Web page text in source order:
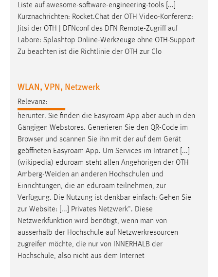
Liste aufawesome-software-engineering-tools [...]
Kurznachrichten: Rocket.Chat der OTH Video-Konferenz:
Jitsi der OTH | DFNconf des DFN Remote-Zugriffauf
Labore: Splashtop Online-Werkzeuge ohne OTH-Support
Zu beachten ist die Richtlinie der OTH zur Clo
WLAN, VPN, Netzwerk
Relevanz:
herunter. Sie finden die Easyroam App aber auch in den
Gängigen Webstores. Generieren Sie den QR-Code im
Browser und scannen Sie ihn mit der aufdem Gerät
geöffneten Easyroam App. Um Services im Intranet [...]
(wikipedia) eduroam steht allen Angehörigen der OTH
Amberg-Weiden an anderen Hochschulen und
Einrichtungen, die an eduroam teilnehmen, zur
Verfügung. Die Nutzung ist denkbar einfach: Gehen Sie
zur Website: [...] Privates Netzwerk". Diese
Netzwerkfunktion wird benötigt, wenn man von
ausserhalb der Hochschule aufNetzwerkresourcen
zugreifen möchte, die nur von INNERHALB der
Hochschule, also nicht aus dem Internet
site-language-preference
Zweck:
Das Cookie speichert die gewählte Sprache der Website.
Cookie Laufzeit:
Chat
Name:
MibewSessionID, MIBEW_UserID, mibew_locale, mibew-
chat-frame-style-5e9dbeb1811c0446
Zweck:
Wird benötigt um die Chatfunktion nutzen zu können.
Cookie Laufzeit:
MibewSessionID, mibew-chat-frame-style-
5e9dbeb1811c0446 = Sitzungslaufzeit, mibew_locale = 3
Jahre, MIBEW_UserID = 1 Jahr
Login
Name: